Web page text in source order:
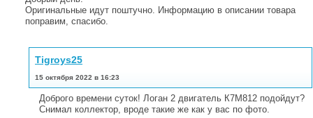
Оригинальные идут поштучно. Информацию в описании товара
поправим, спасибо.
Tigroys25
15 октября 2022 в 16:23
Доброго времени суток! Логан 2 двигатель К7М812 подойдут?
Снимал коллектор, вроде такие же как у вас по фото.